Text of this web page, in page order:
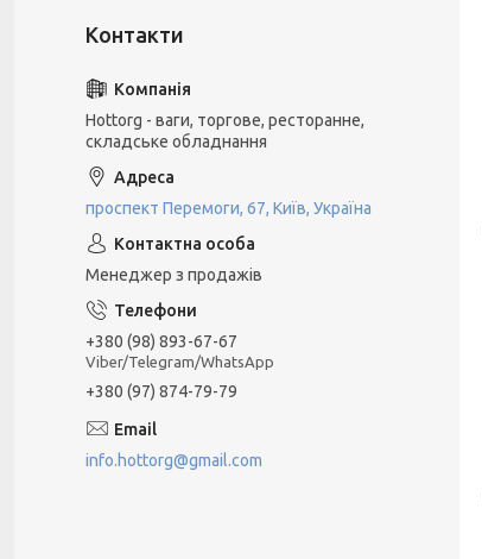
Hottorg - ваги, торгове, ресторанне,
складське обладнання
проспект Перемоги, 67, Київ, Україна
Менеджер з продажів
+380 (98) 893-67-67
Viber/Telegram/WhatsApp
+380 (97) 874-79-79
info.hottorg@gmail.com